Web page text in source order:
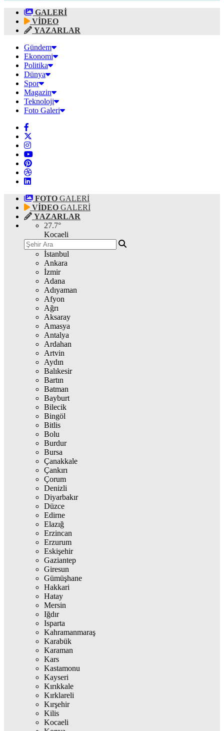
GALERİ
VİDEO
YAZARLAR
Gündem
Ekonomi
Politika
Dünya
Spor
Magazin
Teknoloji
Foto Galeri
FOTO GALERİ
VİDEO GALERİ
YAZARLAR
27.7°
Kocaeli
İstanbul
Ankara
İzmir
Adana
Adıyaman
Afyon
Ağrı
Aksaray
Amasya
Antalya
Ardahan
Artvin
Aydın
Balıkesir
Bartın
Batman
Bayburt
Bilecik
Bingöl
Bitlis
Bolu
Burdur
Bursa
Çanakkale
Çankırı
Çorum
Denizli
Diyarbakır
Düzce
Edirne
Elazığ
Erzincan
Erzurum
Eskişehir
Gaziantep
Giresun
Gümüşhane
Hakkari
Hatay
Mersin
Iğdır
Isparta
Kahramanmaraş
Karabük
Karaman
Kars
Kastamonu
Kayseri
Kırıkkale
Kırklareli
Kırşehir
Kilis
Kocaeli